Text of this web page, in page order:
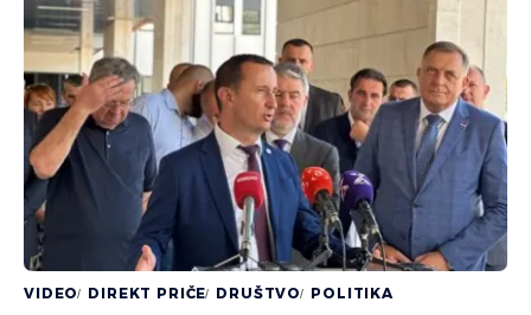
VIDEO DIREKT PRIČE DRUŠTVO POLITIKA